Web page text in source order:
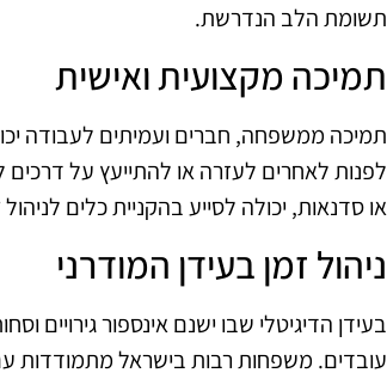
תשומת הלב הנדרשת.
תמיכה מקצועית ואישית
תמיכה ממשפחה, חברים ועמיתים לעבודה
לפנות לאחרים לעזרה או להתייעץ על
או סדנאות, יכולה לסייע בהקניית כלים
ניהול זמן בעידן המודרני
בעידן הדיגיטלי שבו ישנם אינספור גירויים
עובדים. משפחות רבות בישראל מתמודדות